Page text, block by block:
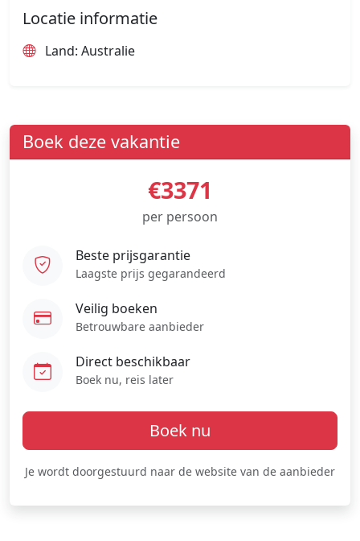
Locatie informatie
Land: Australie
Boek deze vakantie
€3371
per persoon
Beste prijsgarantie
Laagste prijs gegarandeerd
Veilig boeken
Betrouwbare aanbieder
Direct beschikbaar
Boek nu, reis later
Boek nu
Je wordt doorgestuurd naar de website van de aanbieder